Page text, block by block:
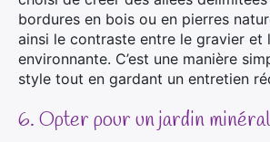
bordures en bois ou en pierres
ainsi le contraste entre le gravier et
environnante. C’est une manière
style tout en gardant un entretien
6. Opter pour un jardin minéral